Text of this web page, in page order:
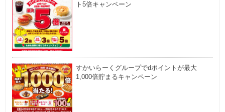
ト5倍キャンペーン
すかいらーくグループでdポイントが最大
1,000倍貯まるキャンペーン